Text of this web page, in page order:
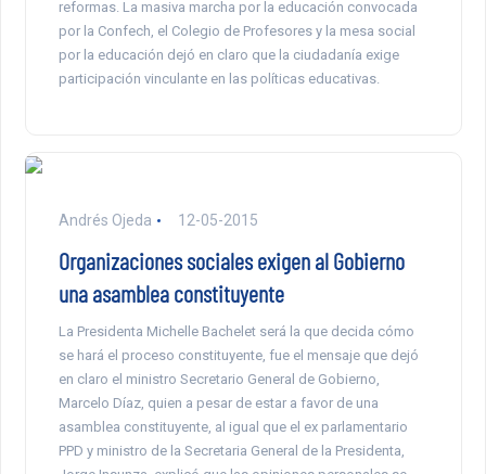
reformas. La masiva marcha por la educación convocada
por la Confech, el Colegio de Profesores y la mesa social
por la educación dejó en claro que la ciudadanía exige
participación vinculante en las políticas educativas.
Andrés Ojeda 12-05-2015
Organizaciones sociales exigen al Gobierno
una asamblea constituyente
La Presidenta Michelle Bachelet será la que decida cómo
se hará el proceso constituyente, fue el mensaje que dejó
en claro el ministro Secretario General de Gobierno,
Marcelo Díaz, quien a pesar de estar a favor de una
asamblea constituyente, al igual que el ex parlamentario
PPD y ministro de la Secretaria General de la Presidenta,